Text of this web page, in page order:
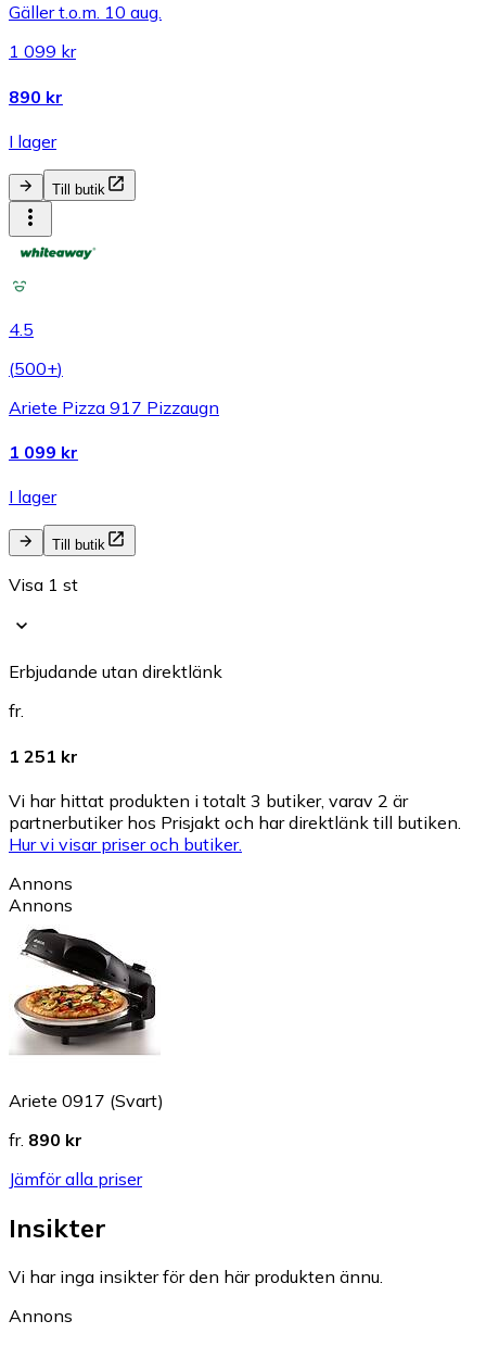
Gäller t.o.m. 10 aug.
1 099 kr
890 kr
I lager
Till butik
4.5
(500+)
Ariete Pizza 917 Pizzaugn
1 099 kr
I lager
Till butik
Visa 1 st
Erbjudande utan direktlänk
fr.
1 251 kr
Vi har hittat produkten i totalt 3 butiker, varav 2 är
partnerbutiker hos Prisjakt och har direktlänk till butiken.
Hur vi visar priser och butiker.
Annons
Annons
Ariete 0917 (Svart)
fr. 890 kr
Jämför alla priser
Insikter
Vi har inga insikter för den här produkten ännu.
Annons